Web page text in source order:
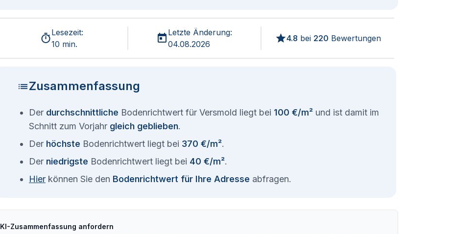
Lesezeit:
10 min.
Letzte Änderung:
04.08.2026
4.8 bei 220 Bewertungen
Zusammenfassung
Der durchschnittliche Bodenrichtwert für Versmold liegt bei 100 €/m² und ist damit im
Schnitt zum Vorjahr gleich geblieben.
Der höchste Bodenrichtwert liegt bei 370 €/m².
Der niedrigste Bodenrichtwert liegt bei 40 €/m².
Hier können Sie den Bodenrichtwert für Ihre Adresse abfragen.
KI-Zusammenfassung anfordern